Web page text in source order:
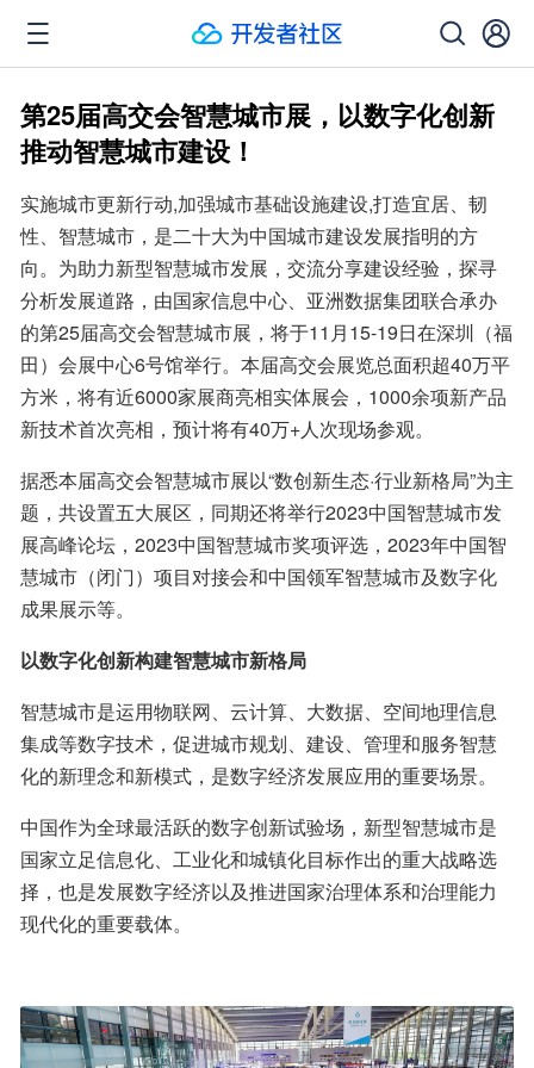
第25届高交会智慧城市展，以数字化创新
推动智慧城市建设！
实施城市更新行动,加强城市基础设施建设,打造宜居、韧
性、智慧城市，是二十大为中国城市建设发展指明的方
向。为助力新型智慧城市发展，交流分享建设经验，探寻
分析发展道路，由国家信息中心、亚洲数据集团联合承办
的第25届高交会智慧城市展，将于11月15-19日在深圳（福
田）会展中心6号馆举行。本届高交会展览总面积超40万平
方米，将有近6000家展商亮相实体展会，1000余项新产品
新技术首次亮相，预计将有40万+人次现场参观。
据悉本届高交会智慧城市展以“数创新生态·行业新格局”为主
题，共设置五大展区，同期还将举行2023中国智慧城市发
展高峰论坛，2023中国智慧城市奖项评选，2023年中国智
慧城市（闭门）项目对接会和中国领军智慧城市及数字化
成果展示等。
以数字化创新构建智慧城市新格局
智慧城市是运用物联网、云计算、大数据、空间地理信息
集成等数字技术，促进城市规划、建设、管理和服务智慧
化的新理念和新模式，是数字经济发展应用的重要场景。
中国作为全球最活跃的数字创新试验场，新型智慧城市是
国家立足信息化、工业化和城镇化目标作出的重大战略选
择，也是发展数字经济以及推进国家治理体系和治理能力
现代化的重要载体。